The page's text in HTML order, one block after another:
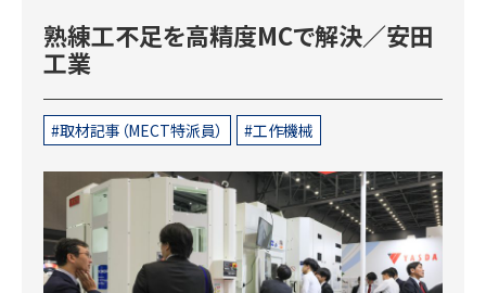
熟練工不足を高精度MCで解決／安田
工業
取材記事（MECT特派員） 工作機械